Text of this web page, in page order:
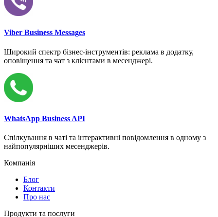
Viber Business Messages
Широкий спектр бізнес-інструментів: реклама в додатку,
оповіщення та чат з клієнтами в месенджері.
WhatsApp Business API
Спілкування в чаті та інтерактивні повідомлення в одному з
найпопулярніших месенджерів.
Компанія
Блог
Контакти
Про нас
Продукти та послуги